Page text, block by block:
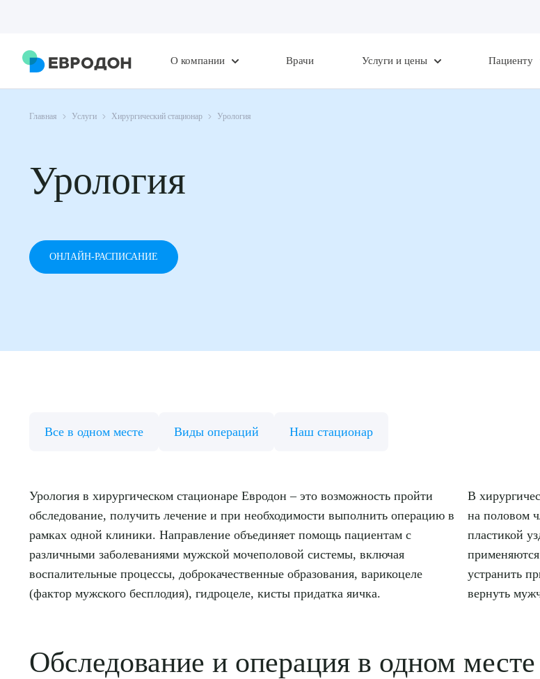
О компании Врачи Услуги и цены Пациенту
Главная Услуги Хирургический стационар Урология
Урология
ОНЛАЙН-РАСПИСАНИЕ
Все в одном месте Виды операций Наш стационар
Урология в хирургическом стационаре Евродон – это возможность пройти
обследование, получить лечение и при необходимости выполнить операцию в
рамках одной клиники. Направление объединяет помощь пациентам с
различными заболеваниями мужской мочеполовой системы, включая
воспалительные процессы, доброкачественные образования, варикоцеле
(фактор мужского бесплодия), гидроцеле, кисты придатка яичка.
В
на половом
пластикой
устранить
вернуть
Обследование и операция в одном месте